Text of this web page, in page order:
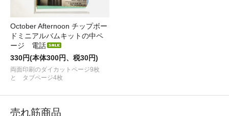
October Afternoon チップボー
ドミニアルバムキットの中ペ
ージ 電話
330円(本体300円、税30円)
両面印刷のダイカットページ9枚
と タブページ4枚
売れ筋商品